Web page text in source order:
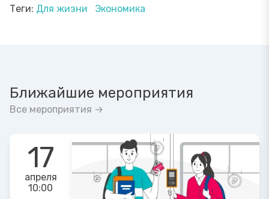
Теги: Для жизни Экономика
Ближайшие мероприятия
Все мероприятия →
17
апреля
10:00